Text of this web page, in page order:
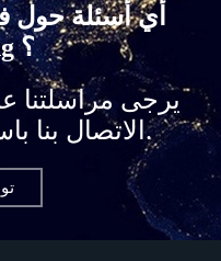
أي أسئلة حول
Hesheng ؟
يرجى مراسلتنا
الاتصال بنا باستخدام طرق أخرى.